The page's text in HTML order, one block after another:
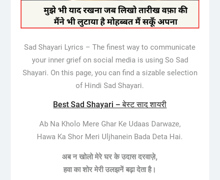
Sad Shayari Lyrics – The finest way to communicate
your inner grief on social media is using So Sad
Shayari. On this page, you can find a sizable selection
of Hindi Sad Shayari.
Best Sad Shayari – बेस्ट साद शायरी
Ab Na Kholo Mere Ghar Ke Udaas Darwaze,
Hawa Ka Shor Meri Uljhanein Bada Deta Hai.
अब न खोलो मेरे घर केउदासदरवाज़े,
हवा का शोर मेरी उलझनें बढ़ा देता है।